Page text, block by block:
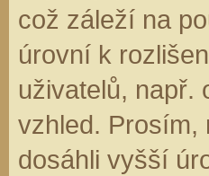
což záleží na
úrovní k
uživatelů, např.
vzhled. Prosím,
dosáhli vyšší